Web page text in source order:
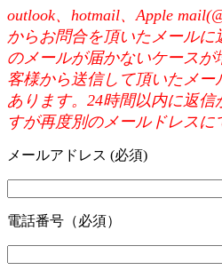
outlook、hotmail、Apple
からお問合を頂いたメールに
のメールが届かないケース
客様から送信して頂いたメー
あります。24時間以内に返
すが再度別のメールドレスに
メールアドレス (必須)
電話番号（必須）